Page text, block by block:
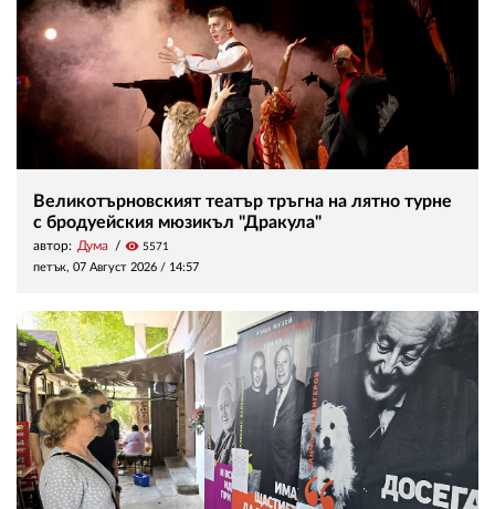
Великотърновският театър тръгна на лятно турне
с бродуейския мюзикъл "Дракула"
автор: Дума visibility 5571
петък, 07 Август 2026 / 14:57